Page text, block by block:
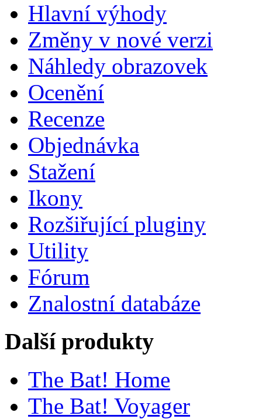
Hlavní výhody
Změny v nové verzi
Náhledy obrazovek
Ocenění
Recenze
Objednávka
Stažení
Ikony
Rozšiřující pluginy
Utility
Fórum
Znalostní databáze
Další produkty
The Bat! Home
The Bat! Voyager